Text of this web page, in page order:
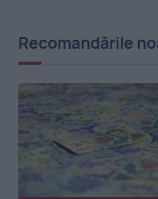
Recomandările